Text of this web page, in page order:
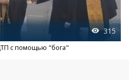
315
с помощью "бога"